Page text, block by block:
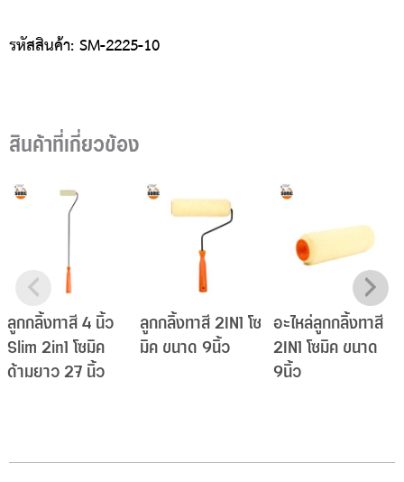
รหัสสินค้า: SM-2225-10
สินค้าที่เกี่ยวข้อง
ลูกกลิ้งทาสี 4 นิ้ว
Slim 2in1 โซมิค
ด้ามยาว 27 นิ้ว
ลูกกลิ้งทาสี 2IN1 โซ
มิค ขนาด 9นิ้ว
อะไหล่ลูกกลิ้งทาสี
2IN1 โซมิค ขนาด
9นิ้ว